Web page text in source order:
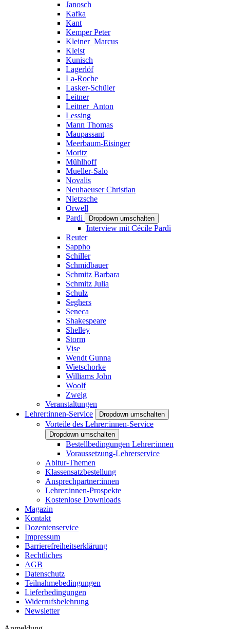
Janosch
Kafka
Kant
Kemper Peter
Kleiner_Marcus
Kleist
Kunisch
Lagerlöf
La-Roche
Lasker-Schüler
Leitner
Leitner_Anton
Lessing
Mann Thomas
Maupassant
Meerbaum-Eisinger
Moritz
Mühlhoff
Mueller-Salo
Novalis
Neuhaeuser Christian
Nietzsche
Orwell
Pardi
Dropdown umschalten
Interview mit Cécile Pardi
Reuter
Sappho
Schiller
Schmidbauer
Schmitz Barbara
Schmitz Julia
Schulz
Seghers
Seneca
Shakespeare
Shelley
Storm
Vise
Wendt Gunna
Wietschorke
Williams John
Woolf
Zweig
Veranstaltungen
Lehrer:innen-Service
Dropdown umschalten
Vorteile des Lehrer:innen-Service
Dropdown umschalten
Bestellbedingungen Lehrer:innen
Voraussetzung-Lehrerservice
Abitur-Themen
Klassensatzbestellung
Ansprechpartner:innen
Lehrer:innen-Prospekte
Kostenlose Downloads
Magazin
Kontakt
Dozentenservice
Impressum
Barrierefreiheitserklärung
Rechtliches
AGB
Datenschutz
Teilnahmebedingungen
Lieferbedingungen
Widerrufsbelehrung
Newsletter